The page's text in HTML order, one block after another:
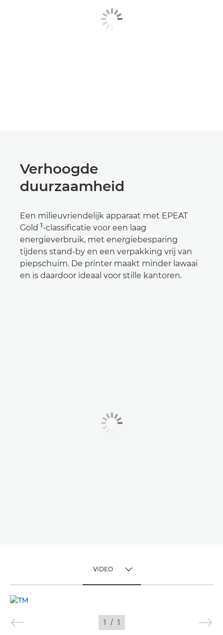
Verhoogde
duurzaamheid
Een milieuvriendelijk apparaat met EPEAT
Gold 1-classificatie voor een laag
energieverbruik, met energiebesparing
tijdens stand-by en een verpakking vrij van
piepschuim. De printer maakt minder lawaai
en is daardoor ideaal voor stille kantoren.
VIDEO
BEELDEN
1 / 1